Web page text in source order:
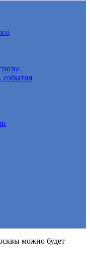
события
можно будет